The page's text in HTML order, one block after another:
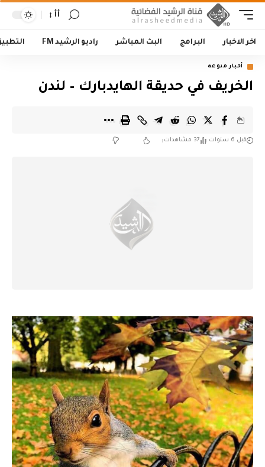
أأ
اخر الاخبار البرامج البث المباشر راديو الرشيد FM
أخبار منوعة
الخريف في حديقة الهايدبارك – لندن
قبل 6 سنوات 37 مشاهدات